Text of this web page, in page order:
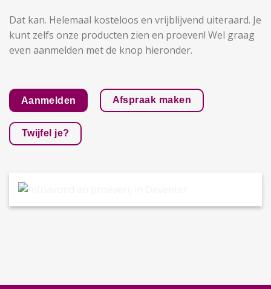
Dat kan. Helemaal kosteloos en vrijblijvend uiteraard. Je
kunt zelfs onze producten zien en proeven! Wel graag
even aanmelden met de knop hieronder.
Aanmelden Afspraak maken
Twijfel je?
Infoavond en proeverij in Deventer